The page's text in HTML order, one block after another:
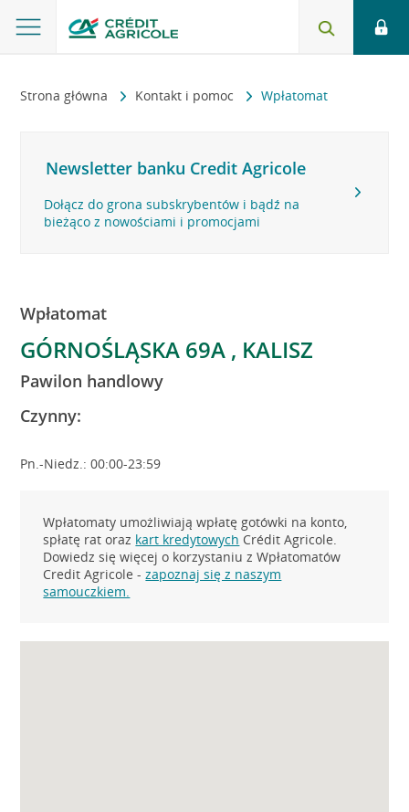
Strona główna Kontakt i pomoc Wpłatomat
Newsletter banku Credit Agricole
Dołącz do grona subskrybentów i bądź na
bieżąco z nowościami i promocjami
Wpłatomat
GÓRNOŚLĄSKA 69A , KALISZ
Pawilon handlowy
Czynny:
Pn.-Niedz.: 00:00-23:59
Wpłatomaty umożliwiają wpłatę gotówki na konto,
spłatę rat oraz kart kredytowych Crédit Agricole.
Dowiedz się więcej o korzystaniu z Wpłatomatów
Credit Agricole -zapoznaj się z naszym
samouczkiem.